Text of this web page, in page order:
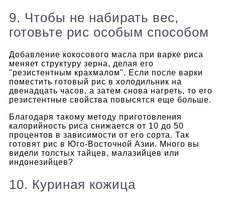
9. Чтобы не набирать вес,
готовьте рис особым способом
Добавление кокосового масла при варке риса
меняет структуру зерна, делая его
"резистентным крахмалом". Если после варки
поместить готовый рис в холодильник на
двенадцать часов, а затем снова нагреть, то его
резистентные свойства повысятся еще больше.
Благодаря такому методу приготовления
калорийность риса снижается от 10 до 50
процентов в зависимости от его сорта. Так
готовят рис в Юго-Восточной Азии. Много вы
видели толстых тайцев, малазийцев или
индонезийцев?
10. Куриная кожица